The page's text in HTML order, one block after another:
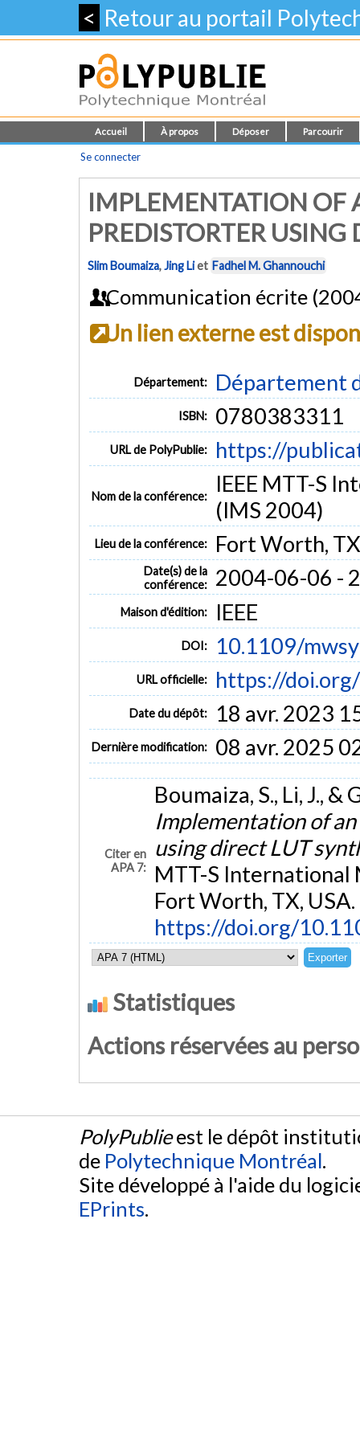
< Retour au portail
Accueil À propos Déposer Parcourir
Se connecter
IMPLEMENTATION OF
PREDISTORTER USING
Slim Boumaiza,Jing Liet Fadhel M. Ghannouchi
Communication écrite
Un lien externe est
Département: Département
ISBN: 0780383311
URL de PolyPublie: https://
Nom de la conférence:
IEEE MTT-S
(IMS 2004)
Lieu de la conférence: Fort Worth,
Date(s) de la
conférence:
2004-06-06 -
Maison d'édition: IEEE
DOI: 10.1109/
URL officielle: https://
Date du dépôt: 18 avr. 2023
Dernière modification: 08 avr. 2025
Citer en
APA 7:
Boumaiza, S., Li, J.,
Implementation of
using direct LUT
MTT-S International
Fort Worth, TX, USA.
https://doi.org/
Statistiques
Actions réservées au
PolyPublieest le dépôt
de Polytechnique Montréal.
Site développé à l'aide du
EPrints.